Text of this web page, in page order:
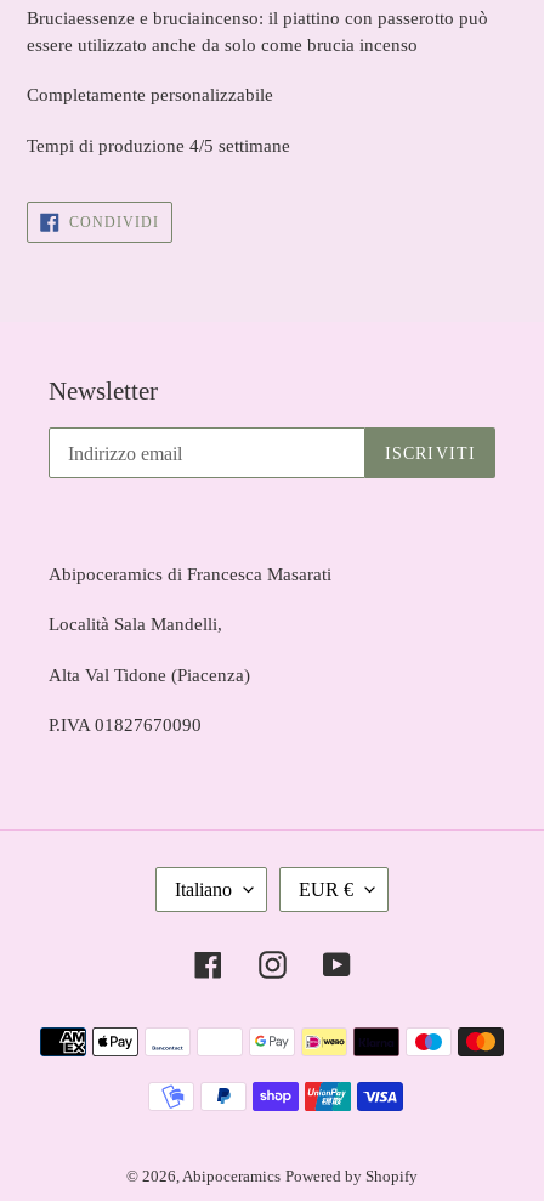
Bruciaessenze e bruciaincenso: il piattino con passerotto può
essere utilizzato anche da solo come brucia incenso
Completamente personalizzabile
Tempi di produzione 4/5 settimane
CONDIVIDICONDIVIDI
SU
FACEBOOK
Newsletter
ISCRIVITI
Abipoceramics di Francesca Masarati
Località Sala Mandelli,
Alta Val Tidone (Piacenza)
P.IVA 01827670090
L
I
A
Italiano
V
A
L
U
A
EUR €
FacebookInstagramYouTube
Metodi
di
pagamento
© 2026,Abipoceramics Powered by Shopify